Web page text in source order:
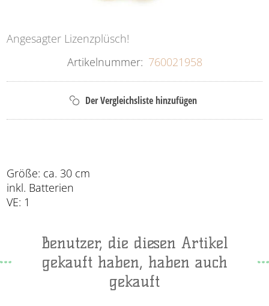
Angesagter Lizenzplüsch!
Artikelnummer: 760021958
Größe: ca. 30 cm
inkl. Batterien
VE: 1
Benutzer, die diesen Artikel
gekauft haben, haben auch
gekauft